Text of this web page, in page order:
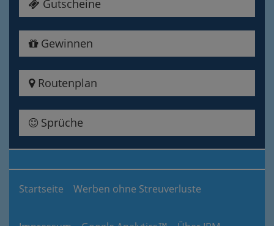
Gutscheine
Gewinnen
Routenplan
Sprüche
Startseite Werben ohne Streuverluste